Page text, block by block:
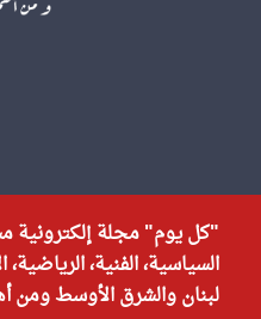
"كل يوم" مجلة إلكترونية
السياسية، الفنية،
لبنان والشرق الأوسط ومن